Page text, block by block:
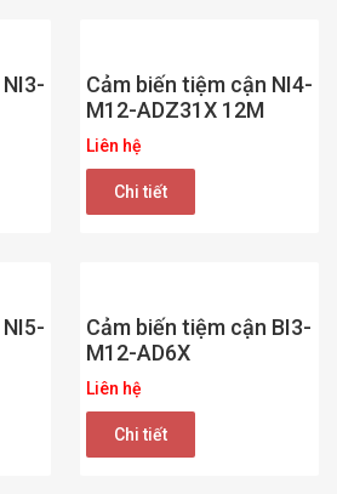
Cảm biến tiệm cận NI4-
M12-ADZ31X 12M
Liên hệ
Chi tiết
Cảm biến tiệm cận BI3-
M12-AD6X
Liên hệ
Chi tiết